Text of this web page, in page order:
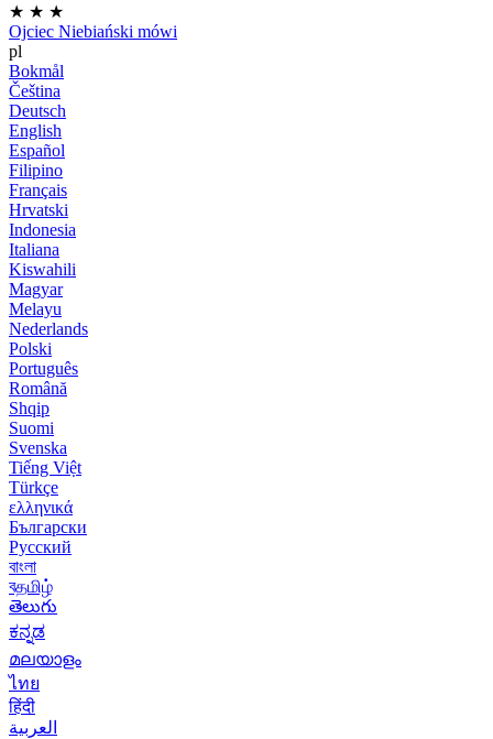
★ ★ ★
Ojciec Niebiański mówi
pl
Bokmål
Čeština
Deutsch
English
Español
Filipino
Français
Hrvatski
Indonesia
Italiana
Kiswahili
Magyar
Melayu
Nederlands
Polski
Português
Română
Shqip
Suomi
Svenska
Tiếng Việt
Türkçe
ελληνικά
Български
Русский
বাংলা
বதமிழ்
తెలుగు
ಕನ್ನಡ
മലയാളം
ไทย
हिंदी
العربية